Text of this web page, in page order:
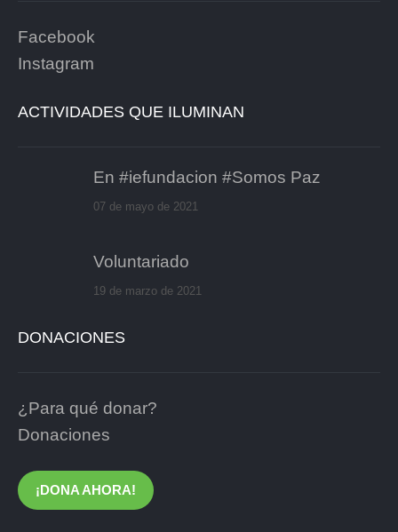
Facebook
Instagram
ACTIVIDADES QUE ILUMINAN
En #iefundacion #Somos Paz
07 de mayo de 2021
Voluntariado
19 de marzo de 2021
DONACIONES
¿Para qué donar?
Donaciones
¡DONA AHORA!